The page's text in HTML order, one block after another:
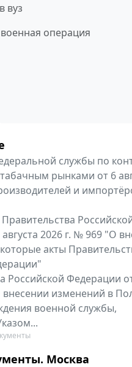
вуз
операция
службы по
рынками от 6
и
2026 г. № 969 "О
акты
Российской Федерации
изменений в
военной службы,
Москва